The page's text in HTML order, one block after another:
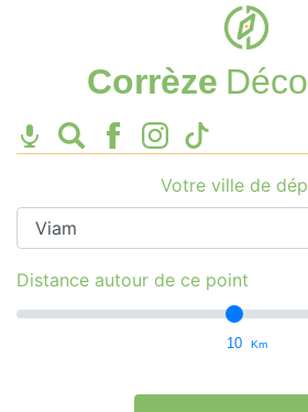
Corrèze
Votre ville de
Distance autour de ce point
10 Km